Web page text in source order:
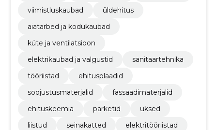
viimistluskaubad
üldehitus
aiatarbed ja kodukaubad
küte ja ventilatsioon
elektrikaubad ja valgustid
sanitaartehnika
tööriistad
ehitusplaadid
soojustusmaterjalid
fassaadimaterjalid
ehituskeemia
parketid
uksed
liistud
seinakatted
elektritööriistad